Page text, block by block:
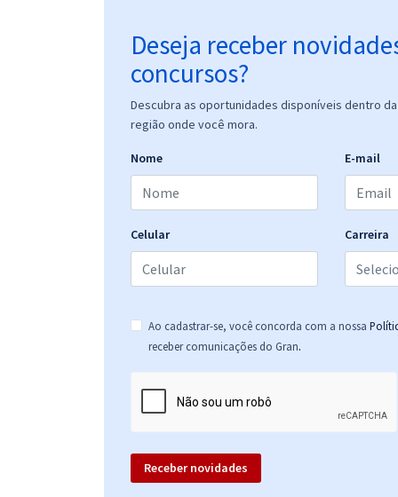
em Enfermagem (Pós-Edital)
Prefeitura de São José do Rio Preto - SP -
Conhecimentos Específicos para o Cargo de
Prefeitura de São José do Rio Preto - SP -
Técnico em Enfermagem (Pós-Edital)
Prefeitura de São José do Rio Preto - SP - Agente
Fiscal de Posturas (Pós-Edital)
Deseja receber
concursos?
Descubra as oportunidades disponíveis dentro
região onde você mora.
Nome E-mail
Celular Carreira
Ao cadastrar-se, você concorda com a nossa
receber comunicações do Gran.
Receber novidades